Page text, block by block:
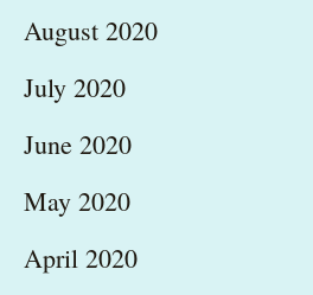
August 2020
July 2020
June 2020
May 2020
April 2020